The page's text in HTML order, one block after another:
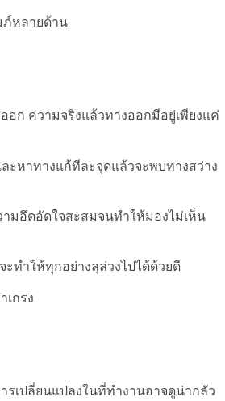
ภ์หลายด้าน
ก ความจริงแล้วทางออกมีอยู่เพียงแค่
ะหาทางแก้ทีละจุดแล้วจะพบทางสว่าง
มอึดอัดใจสะสมจนทำให้มองไม่เห็น
ทำให้ทุกอย่างลุล่วงไปได้ด้วยดี
กรง
รเปลี่ยนแปลงในที่ทำงานอาจดูน่ากลัว